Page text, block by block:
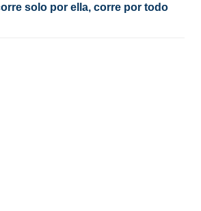
solo por ella, corre por todo